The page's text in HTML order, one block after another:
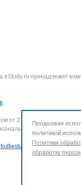
eStudy.ru принадлежит
.
от 27.07.2006 г. № 152-
данных и
.
Продолжая
политикой
Политики
обработку